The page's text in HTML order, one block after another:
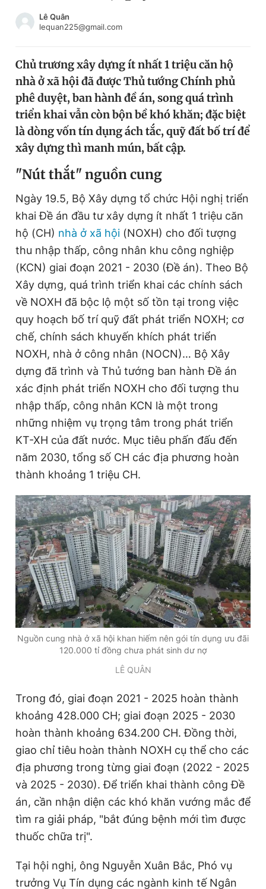
Chuyên mục khác
Tin thị trường Tin 360
Video Magazine
Sản phẩm khác
Tiện ích Bạn cần biết
Thông tin tòa soạn Liên hệ quảng cáo
Đọc Thanh Niên trên điện thoại
Theo dõi báo trên
Hotline
0906 645 777
Liên hệ quảng cáo
0908 780 404
Đặt báo Quảng cáo RSS Tòa soạn Chính sách bảo
Tổng biên tập: Nguyễn Ngọc Toàn
Phó tổng biên tập: Lâm Hiếu Dũng
Phó tổng biên tập: Trần Việt Hưng
Tổng thư ký tòa soạn: Đức Trung
Giấy phép xuất bản số 110/GP - BTTTT cấp ngày 24.3.2020
© 2003-2026 Bản quyền thuộc về Báo Thanh Niên. Cấm sao
chép dưới mọi hình thức nếu không có sự chấp thuận bằng văn
bản. Phát triển bởi ePi Technologies, JSC.
Tin đã xem
Đăng xuất
Lê Quân
lequan225@gmail.com
Chủ trương xây dựng ít nhất 1 triệu căn hộ
nhà ở xã hội đã được Thủ tướng Chính phủ
phê duyệt, ban hành đề án, song quá trình
triển khai vẫn còn bộn bề khó khăn; đặc biệt
là dòng vốn tín dụng ách tắc, quỹ đất bố trí để
xây dựng thì manh mún, bất cập.
"Nút thắt" nguồn cung
Ngày 19.5, Bộ Xây dựng tổ chức Hội nghị triển
khai Đề án đầu tư xây dựng ít nhất 1 triệu căn
hộ (CH) nhà ở xã hội (NOXH) cho đối tượng
thu nhập thấp, công nhân khu công nghiệp
(KCN) giai đoạn 2021 - 2030 (Đề án). Theo Bộ
Xây dựng, quá trình triển khai các chính sách
về NOXH đã bộc lộ một số tồn tại trong việc
quy hoạch bố trí quỹ đất phát triển NOXH; cơ
chế, chính sách khuyến khích phát triển
NOXH, nhà ở công nhân (NOCN)… Bộ Xây
dựng đã trình và Thủ tướng ban hành Đề án
xác định phát triển NOXH cho đối tượng thu
nhập thấp, công nhân KCN là một trong
những nhiệm vụ trọng tâm trong phát triển
KT-XH của đất nước. Mục tiêu phấn đấu đến
năm 2030, tổng số CH các địa phương hoàn
thành khoảng 1 triệu CH.
Nguồn cung nhà ở xã hội khan hiếm nên gói tín dụng ưu đãi
120.000 tỉ đồng chưa phát sinh dư nợ
LÊ QUÂN
Trong đó, giai đoạn 2021 - 2025 hoàn thành
khoảng 428.000 CH; giai đoạn 2025 - 2030
hoàn thành khoảng 634.200 CH. Đồng thời,
giao chỉ tiêu hoàn thành NOXH cụ thể cho các
địa phương trong từng giai đoạn (2022 - 2025
và 2025 - 2030). Để triển khai thành công Đề
án, cần nhận diện các khó khăn vướng mắc để
tìm ra giải pháp, "bắt đúng bệnh mới tìm được
thuốc chữa trị".
Tại hội nghị, ông Nguyễn Xuân Bắc, Phó vụ
trưởng Vụ Tín dụng các ngành kinh tế Ngân